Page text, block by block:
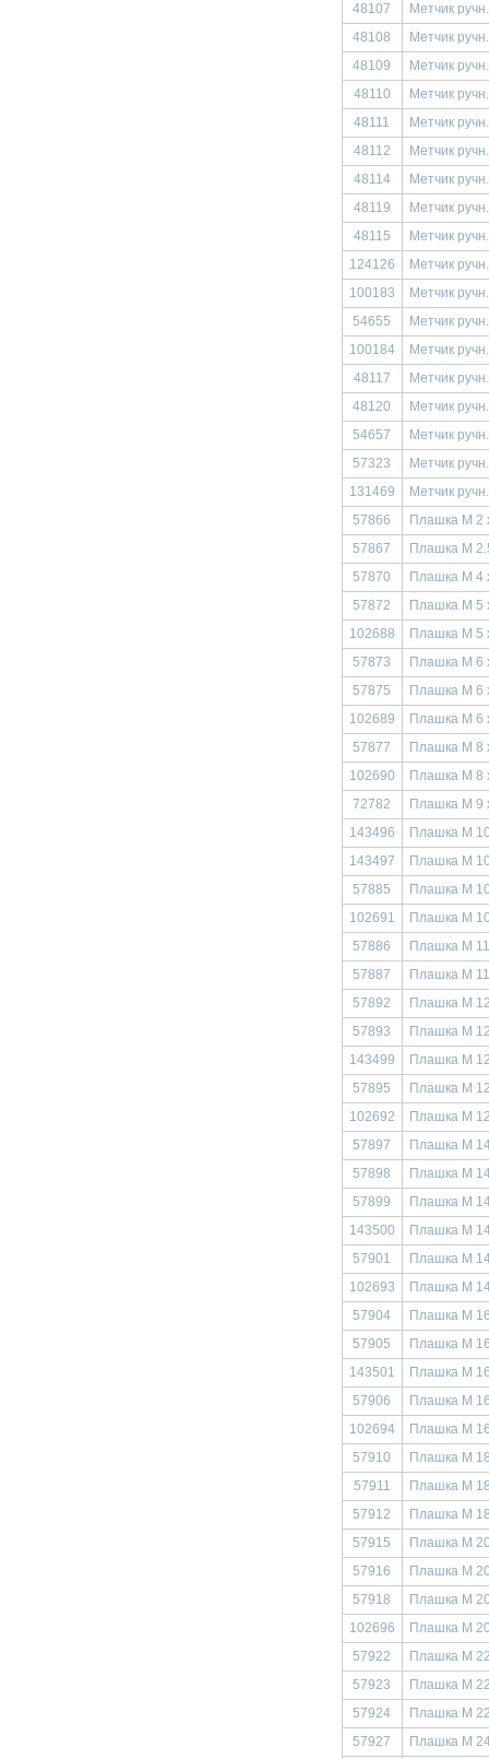
48107
Метчик
48108
Метчик
48109
Метчик
48110
Метчик
48111
Метчик
48112
Метчик
48114
Метчик
48119
Метчик
48115
Метчик
124126
Метчик
100183
Метчик
54655
Метчик
100184
Метчик
48117
Метчик
48120
Метчик
54657
Метчик
57323
Метчик
131469
Метчик
57866
Плашка М 2
57867
Плашка М
57870
Плашка М 4
57872
Плашка М 5
102688
Плашка М 5
57873
Плашка М 6
57875
Плашка М 6
102689
Плашка М 6
57877
Плашка М 8
102690
Плашка М 8
72782
Плашка М 9
143496
Плашка М
143497
Плашка М
57885
Плашка М
102691
Плашка М
57886
Плашка М
57887
Плашка М
57892
Плашка М
57893
Плашка М
143499
Плашка М
57895
Плашка М
102692
Плашка М
57897
Плашка М
57898
Плашка М
57899
Плашка М
143500
Плашка М
57901
Плашка М
102693
Плашка М
57904
Плашка М
57905
Плашка М
143501
Плашка М
57906
Плашка М
102694
Плашка М
57910
Плашка М
57911
Плашка М
57912
Плашка М
57915
Плашка М
57916
Плашка М
57918
Плашка М
102696
Плашка М
57922
Плашка М
57923
Плашка М
57924
Плашка М
57927
Плашка М